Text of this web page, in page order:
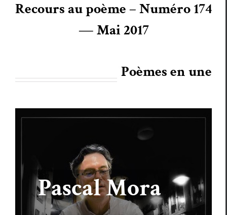
Recours au poème – Numéro 174
— Mai 2017
Poèmes en une
Pascal Mora